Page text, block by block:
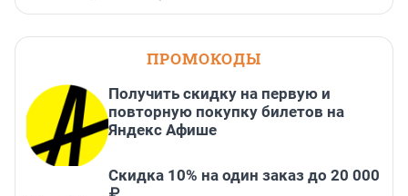
ПРОМОКОДЫ
Получить скидку на первую и
повторную покупку билетов на
Яндекс Афише
Скидка 10% на один заказ до 20 000